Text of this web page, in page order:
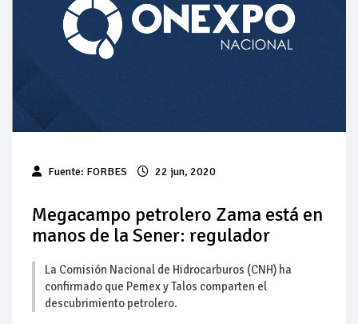
Pierde Pemex 71 millones de pesos al día por
"procesadoras" ilegales
Incertidumbre regulatoria pone a prueba las inversiones de
las Estaciones de Servicio familiares
espera estabilización del mercado
Baja 5% más el precio internacional del crudo por posible
acuerdo de paz
Petróleo continúa su descenso en el mercado internacional
Fuente: FORBES 22 jun, 2020
Megacampo petrolero Zama está en
manos de la Sener: regulador
La Comisión Nacional de Hidrocarburos (CNH) ha
confirmado que Pemex y Talos comparten el
descubrimiento petrolero.